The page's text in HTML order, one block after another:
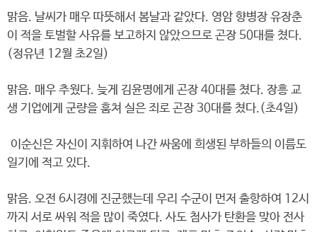
맑음. 날씨가 매우 따뜻해서 봄날과 같았다. 영암 향병장 유장춘
이 적을 토벌할 사유를 보고하지 않았으므로 곤장 50대를 쳤다.
(정유년 12월 초2일)
맑음. 매우 추웠다. 늦게 김윤명에게 곤장 40대를 쳤다. 장흥 교
생 기업에게 군량을 훔쳐 실은 죄로 곤장 30대를 쳤다.(초4일)
이순신은 자신이 지휘하여 나간 싸움에 희생된 부하들의 이름도
일기에 적고 있다.
맑음. 오전 6시경에 진군했는데 우리 수군이 먼저 출항하여 12시
까지 서로 싸워 적을 많이 죽였다. 사도 첨사가 탄환을 맞아 전사